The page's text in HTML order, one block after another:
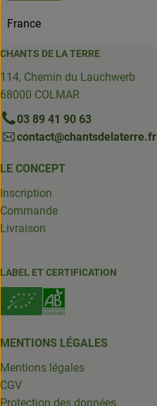
France
CHANTS DE LA TERRE
114, Chemin du Lauchwerb
68000 COLMAR
03 89 41 90 63
contact@chantsdelaterre.fr
LE CONCEPT
Inscription
Commande
Livraison
LABEL ET CERTIFICATION
MENTIONS LÉGALES
Mentions légales
CGV
Protection des données